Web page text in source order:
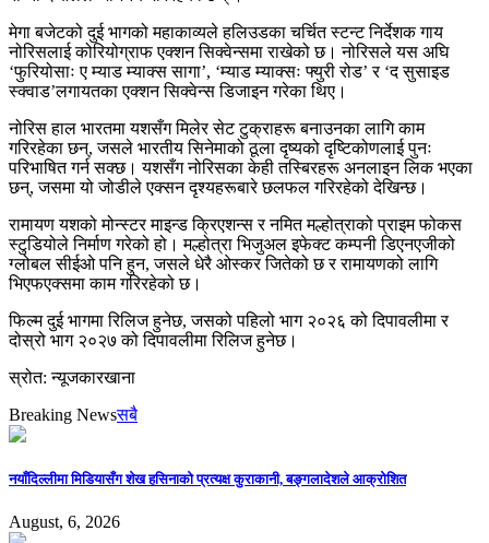
मेगा बजेटको दुई भागको महाकाव्यले हलिउडका चर्चित स्टन्ट निर्देशक गाय
नोरिसलाई कोरियोग्राफ एक्शन सिक्वेन्समा राखेको छ। नोरिसले यस अघि
‘फुरियोसाः ए म्याड म्याक्स सागा’, ‘म्याड म्याक्सः फ्युरी रोड’ र ‘द सुसाइड
स्क्वाड’लगायतका एक्शन सिक्वेन्स डिजाइन गरेका थिए।
नोरिस हाल भारतमा यशसँग मिलेर सेट टुक्राहरू बनाउनका लागि काम
गरिरहेका छन्, जसले भारतीय सिनेमाको ठूला दृष्यको दृष्टिकोणलाई पुनः
परिभाषित गर्न सक्छ। यशसँग नोरिसका केही तस्बिरहरू अनलाइन लिक भएका
छन्, जसमा यो जोडीले एक्सन दृश्यहरूबारे छलफल गरिरहेको देखिन्छ।
रामायण यशको मोन्स्टर माइन्ड क्रिएशन्स र नमित मल्होत्राको प्राइम फोकस
स्टुडियोले निर्माण गरेको हो। मल्होत्रा ​​भिजुअल इफेक्ट कम्पनी डिएनएजीको
ग्लोबल सीईओ पनि हुन, जसले धेरै ओस्कर जितेको छ र रामायणको लागि
भिएफएक्समा काम गरिरहेको छ।
फिल्म दुई भागमा रिलिज हुनेछ, जसको पहिलो भाग २०२६ को दिपावलीमा र
दोस्रो भाग २०२७ को दिपावलीमा रिलिज हुनेछ।
स्रोत: न्यूजकारखाना
Breaking Newsसबै
नयाँदिल्लीमा मिडियासँग शेख हसिनाको प्रत्यक्ष कुराकानी, बङ्गलादेशले आक्रोशित
August, 6, 2026